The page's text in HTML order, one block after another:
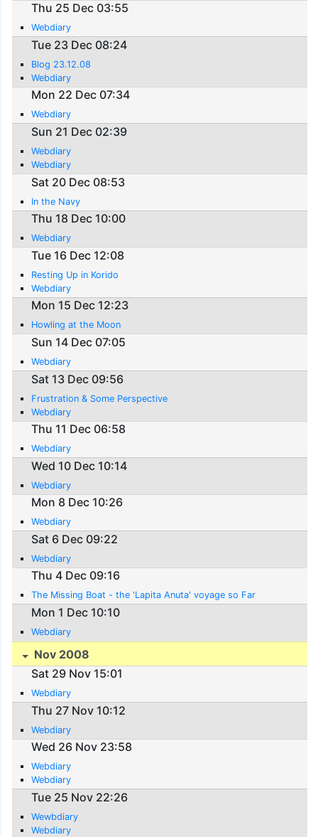
Thu 25 Dec 03:55
Webdiary
Tue 23 Dec 08:24
Blog 23.12.08
Webdiary
Mon 22 Dec 07:34
Webdiary
Sun 21 Dec 02:39
Webdiary
Webdiary
Sat 20 Dec 08:53
In the Navy
Thu 18 Dec 10:00
Webdiary
Tue 16 Dec 12:08
Resting Up in Korido
Webdiary
Mon 15 Dec 12:23
Howling at the Moon
Sun 14 Dec 07:05
Webdiary
Sat 13 Dec 09:56
Frustration & Some Perspective
Webdiary
Thu 11 Dec 06:58
Webdiary
Wed 10 Dec 10:14
Webdiary
Mon 8 Dec 10:26
Webdiary
Sat 6 Dec 09:22
Webdiary
Thu 4 Dec 09:16
The Missing Boat - the 'Lapita Anuta' voyage so Far
Mon 1 Dec 10:10
Webdiary
Nov 2008
Sat 29 Nov 15:01
Webdiary
Thu 27 Nov 10:12
Webdiary
Wed 26 Nov 23:58
Webdiary
Webdiary
Tue 25 Nov 22:26
Wewbdiary
Webdiary